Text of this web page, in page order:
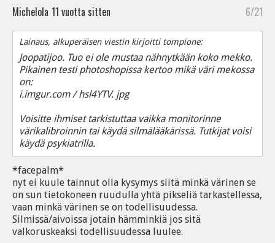
Michelola 11 vuotta sitten 6/21
Lainaus, alkuperäisen viestin kirjoitti tompione:
Joopatijoo. Tuo ei ole mustaa nähnytkään koko mekko.
Pikainen testi photoshopissa kertoo mikä väri mekossa
on:
i.imgur.com / hsl4YTV. jpg
Voisitte ihmiset tarkistuttaa vaikka monitorinne
värikalibroinnin tai käydä silmälääkärissä. Tutkijat voisi
käydä psykiatrilla.
*facepalm*
nyt ei kuule tainnut olla kysymys siitä minkä värinen se
on sun tietokoneen ruudulla yhtä pikseliä tarkastellessa,
vaan minkä värinen se on todellisuudessa.
Silmissä/aivoissa jotain hämminkiä jos sitä
valkoruskeaksi todellisuudessa luulee.